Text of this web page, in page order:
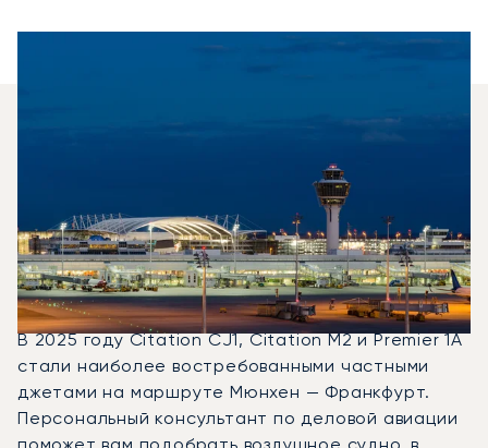
Арендовать Для
Перелёта Между
Франкфуртом И
Мюнхеном?
В 2025 году Citation CJ1, Citation M2 и Premier 1A
стали наиболее востребованными частными
джетами на маршруте Мюнхен — Франкфурт.
Персональный консультант по деловой авиации